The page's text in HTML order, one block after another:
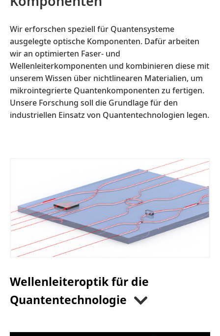
Wir erforschen speziell für Quantensysteme
ausgelegte optische Komponenten. Dafür arbeiten
wir an optimierten Faser- und
Wellenleiterkomponenten und kombinieren diese mit
unserem Wissen über nichtlinearen Materialien, um
mikrointegrierte Quantenkomponenten zu fertigen.
Unsere Forschung soll die Grundlage für den
industriellen Einsatz von Quantentechnologien legen.
Wellenleiteroptik für die
Quantentechnologie